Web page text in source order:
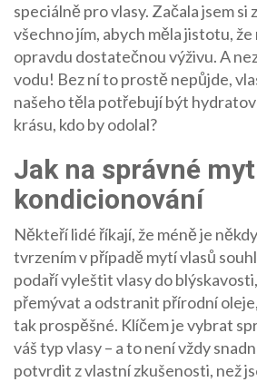
speciálně pro vlasy. Začala jsem si
všechno jím, abych měla jistotu, že
opravdu dostatečnou výživu. A
vodu! Bez ní to prostě nepůjde,
našeho těla potřebují být
krásu, kdo by odolal?
Jak na správné
kondicionování
Někteří lidé říkají, že méně je
tvrzením v případě mytí vlasů
podaří vyleštit vlasy do
přemývat a odstranit přírodní
tak prospěšné. Klíčem je vybrat
váš typ vlasy – a to není vždy
potvrdit z vlastní zkušenosti, než